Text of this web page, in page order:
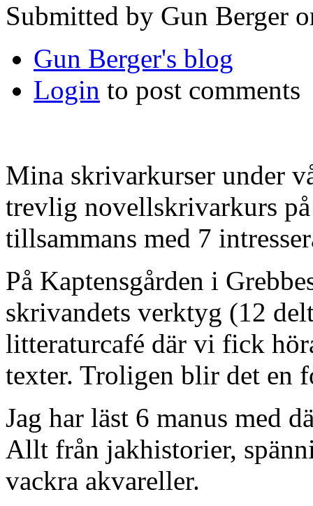
Submitted by Gun Berger
Gun Berger's blog
Login to post comments
Mina skrivarkurser under
trevlig novellskrivarkurs
tillsammans med 7
På Kaptensgården i
skrivandets verktyg (12
litteraturcafé där vi fick
texter. Troligen blir det en
Jag har läst 6 manus med
Allt från jakhistorier,
vackra akvareller.